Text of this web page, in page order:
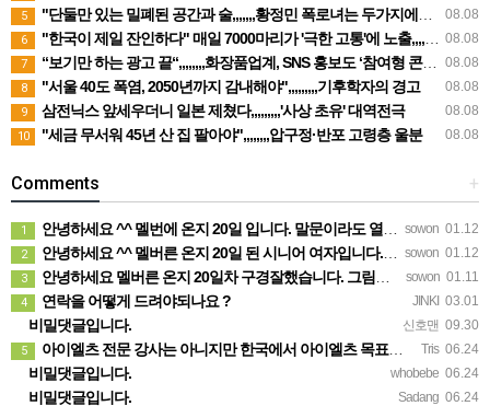
08.08
5 "단둘만 있는 밀폐된 공간과 술,,,,,,,황정민 폭로녀는 두가지에만 집착했다"
08.08
6 "한국이 제일 잔인하다" 매일 7000마리가 '극한 고통'에 노출,,,,,,,어쩌다 이렇게까지
08.08
7 “보기만 하는 광고 끝“,,,,,,,,화장품업계, SNS 홍보도 ‘참여형 콘텐츠’로 변모
08.08
8 "서울 40도 폭염, 2050년까지 감내해야",,,,,,,,,기후학자의 경고
08.08
9 삼전닉스 앞세우더니 일본 제쳤다,,,,,,,,,'사상 초유' 대역전극
08.08
10 "세금 무서워 45년 산 집 팔아야",,,,,,,,압구정·반포 고령층 울분
+
Comments
sowon 01.12
1 안녕하세요 ^^ 멜번에 온지 20일 입니다. 말문이라도 열어보려고 글 보냅니다. 정말 반가운 소식인데 시간이…
sowon 01.12
2 안녕하세요 ^^ 멜버른 온지 20일 된 시니어 여자입니다. 생소한 곳이다보니 말문이라도 열어보려고 문자 드려…
sowon 01.11
3 안녕하세요 멜버른 온지 20일차 구경잘했습니다. 그림이 내마음입니다.
JINKI 03.01
4 연락을 어떻게 드려야되나요 ?
신호맨 09.30
비밀댓글입니다.
Tris 06.24
5 아이엘츠 전문 강사는 아니지만 한국에서 아이엘츠 목표점수(6.0)통과하고 호주대학 입학했어요 연락주시면 제가…
whobebe 06.24
비밀댓글입니다.
Sadang 06.24
비밀댓글입니다.